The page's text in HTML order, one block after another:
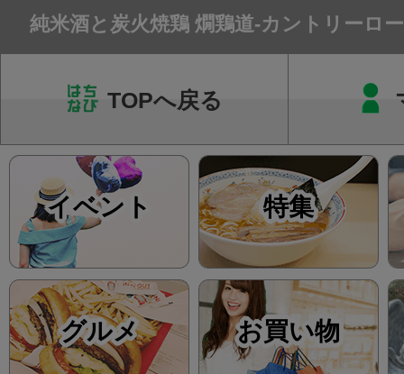
純米酒と炭火焼鶏 燗鶏道-カントリーロ
TOPへ戻る
イベント 特集
グルメ お買い物